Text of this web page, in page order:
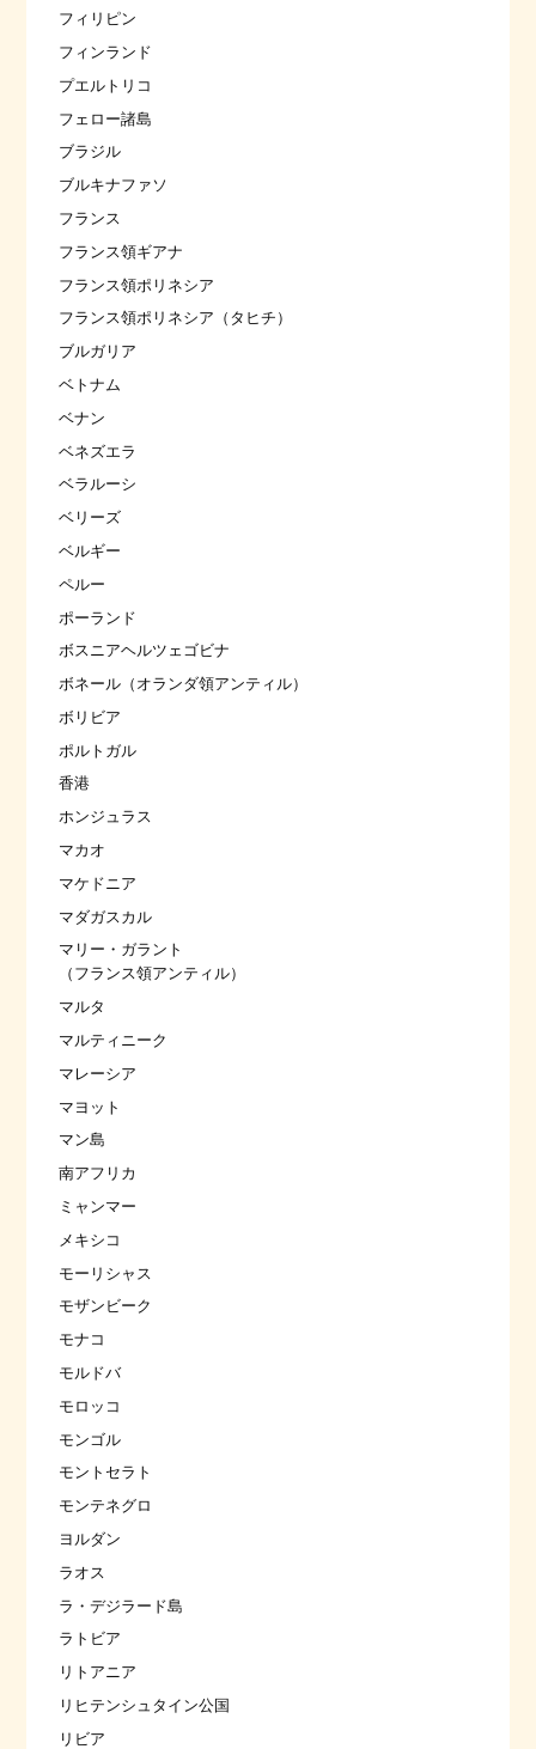
フィリピン
フィンランド
プエルトリコ
フェロー諸島
ブラジル
ブルキナファソ
フランス
フランス領ギアナ
フランス領ポリネシア
フランス領ポリネシア（タヒチ）
ブルガリア
ベトナム
ベナン
ベネズエラ
ベラルーシ
ベリーズ
ベルギー
ペルー
ポーランド
ボスニアヘルツェゴビナ
ボネール（オランダ領アンティル）
ボリビア
ポルトガル
香港
ホンジュラス
マカオ
マケドニア
マダガスカル
マリー・ガラント
（フランス領アンティル）
マルタ
マルティニーク
マレーシア
マヨット
マン島
南アフリカ
ミャンマー
メキシコ
モーリシャス
モザンビーク
モナコ
モルドバ
モロッコ
モンゴル
モントセラト
モンテネグロ
ヨルダン
ラオス
ラ・デジラード島
ラトビア
リトアニア
リヒテンシュタイン公国
リビア